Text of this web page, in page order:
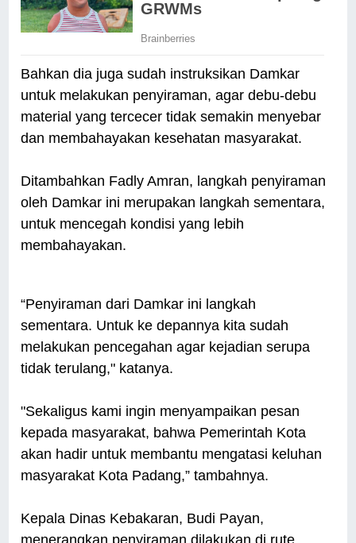
Bahkan dia juga sudah instruksikan Damkar
untuk melakukan penyiraman, agar debu-debu
material yang tercecer tidak semakin menyebar
dan membahayakan kesehatan masyarakat.
Ditambahkan Fadly Amran, langkah penyiraman
oleh Damkar ini merupakan langkah sementara,
untuk mencegah kondisi yang lebih
membahayakan.
“Penyiraman dari Damkar ini langkah
sementara. Untuk ke depannya kita sudah
melakukan pencegahan agar kejadian serupa
tidak terulang," katanya.
"Sekaligus kami ingin menyampaikan pesan
kepada masyarakat, bahwa Pemerintah Kota
akan hadir untuk membantu mengatasi keluhan
masyarakat Kota Padang,” tambahnya.
Kepala Dinas Kebakaran, Budi Payan,